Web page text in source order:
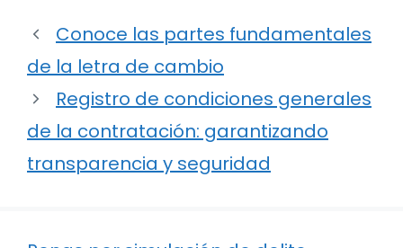
Conoce las partes fundamentales
de la letra de cambio
Registro de condiciones generales
de la contratación: garantizando
transparencia y seguridad